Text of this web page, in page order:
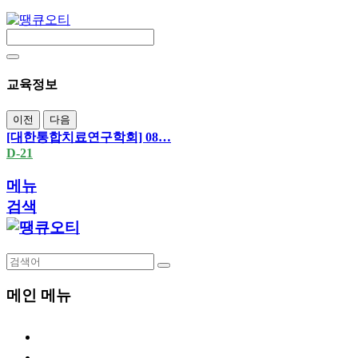
교육정보
이전 다음
[대한통합치료연구학회] 08…
D-21
메뉴
검색
메인 메뉴